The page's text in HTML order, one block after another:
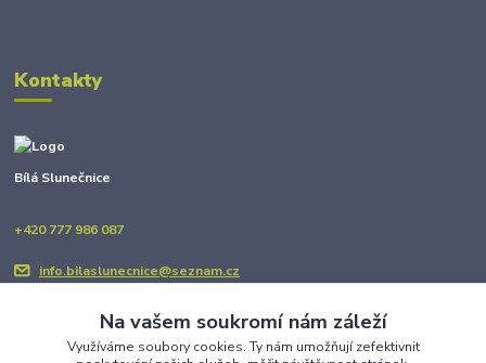
Kontakty
Bílá Slunečnice
+420 777 986 087
info.bilaslunecnice@seznam.cz
Na vašem soukromí nám záleží
Využíváme soubory cookies. Ty nám umožňují zefektivnit